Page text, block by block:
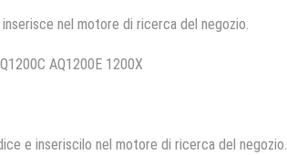
nel motore di ricerca del negozio.
AQ1200E 1200X
e inseriscilo nel motore di ricerca del negozio.